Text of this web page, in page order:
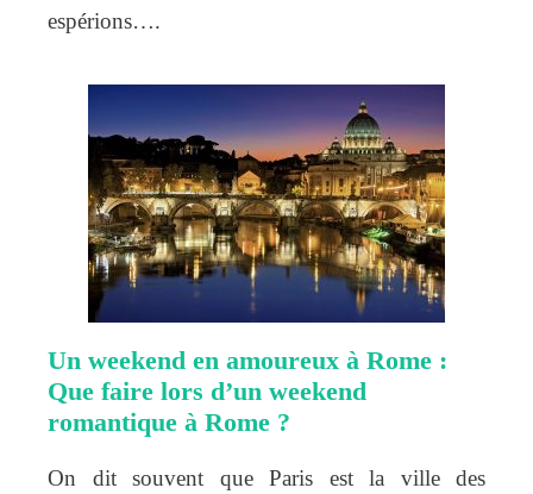
espérions….
Un weekend en amoureux à Rome :
Que faire lors d’un weekend
romantique à Rome ?
On dit souvent que Paris est la ville des